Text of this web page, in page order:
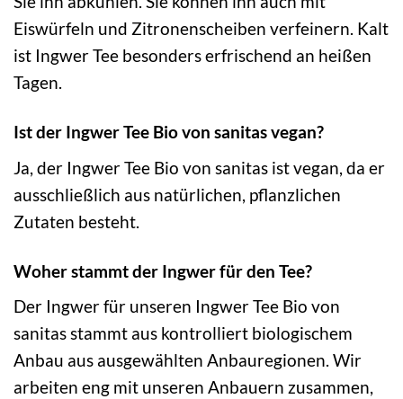
Eiswürfeln und Zitronenscheiben verfeinern. Kalt
ist Ingwer Tee besonders erfrischend an heißen
Tagen.
Ist der Ingwer Tee Bio von sanitas vegan?
Ja, der Ingwer Tee Bio von sanitas ist vegan, da er
ausschließlich aus natürlichen, pflanzlichen
Zutaten besteht.
Woher stammt der Ingwer für den Tee?
Der Ingwer für unseren Ingwer Tee Bio von
sanitas stammt aus kontrolliert biologischem
Anbau aus ausgewählten Anbauregionen. Wir
arbeiten eng mit unseren Anbauern zusammen,